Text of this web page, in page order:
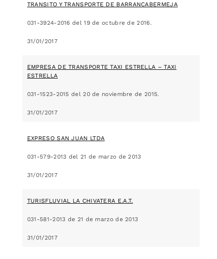
TRANSITO Y TRANSPORTE DE BARRANCABERMEJA
031-3924-2016 del 19 de octubre de 2016.
31/01/2017
EMPRESA DE TRANSPORTE TAXI ESTRELLA – TAXI
ESTRELLA
031-1523-2015 del 20 de noviembre de 2015.
31/01/2017
EXPRESO SAN JUAN LTDA
031-579-2013 del 21 de marzo de 2013
31/01/2017
TURISFLUVIAL LA CHIVATERA E.A.T.
031-581-2013 de 21 de marzo de 2013
31/01/2017